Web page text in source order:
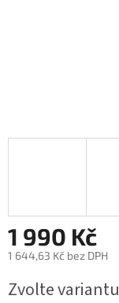
1 990 Kč
1 644,63 Kč bez DPH
cena:
Zvolte variantu